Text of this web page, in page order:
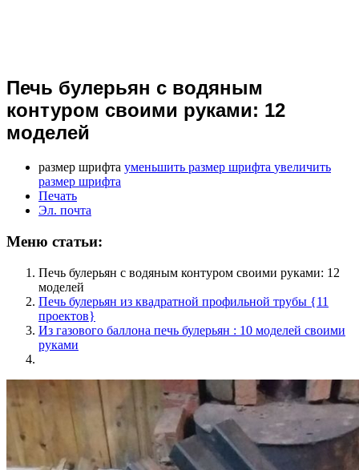
Печь булерьян с водяным
контуром своими руками: 12
моделей
размер шрифта уменьшить размер шрифта увеличить
размер шрифта
Печать
Эл. почта
Меню статьи:
Печь булерьян с водяным контуром своими руками: 12
моделей
Печь булерьян из квадратной профильной трубы {11
проектов}
Из газового баллона печь булерьян : 10 моделей своими
руками